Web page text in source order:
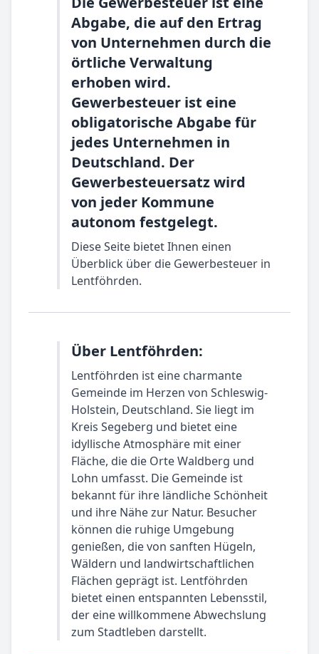
Abgabe, die auf den Ertrag
von Unternehmen durch die
örtliche Verwaltung
erhoben wird.
Gewerbesteuer ist eine
obligatorische Abgabe für
jedes Unternehmen in
Deutschland. Der
Gewerbesteuersatz wird
von jeder Kommune
autonom festgelegt.
Diese Seite bietet Ihnen einen
Überblick über die Gewerbesteuer in
Lentföhrden.
Über Lentföhrden:
Lentföhrden ist eine charmante
Gemeinde im Herzen von Schleswig-
Holstein, Deutschland. Sie liegt im
Kreis Segeberg und bietet eine
idyllische Atmosphäre mit einer
Fläche, die die Orte Waldberg und
Lohn umfasst. Die Gemeinde ist
bekannt für ihre ländliche Schönheit
und ihre Nähe zur Natur. Besucher
können die ruhige Umgebung
genießen, die von sanften Hügeln,
Wäldern und landwirtschaftlichen
Flächen geprägt ist. Lentföhrden
bietet einen entspannten Lebensstil,
der eine willkommene Abwechslung
zum Stadtleben darstellt.